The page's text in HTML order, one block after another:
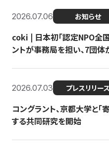
2026.07.06 お知らせ
coki | 日本初「認定NPO全
ントが事務局を担い、7団
2026.07.03 プレスリリース
コングラント、京都大学と
する共同研究を開始